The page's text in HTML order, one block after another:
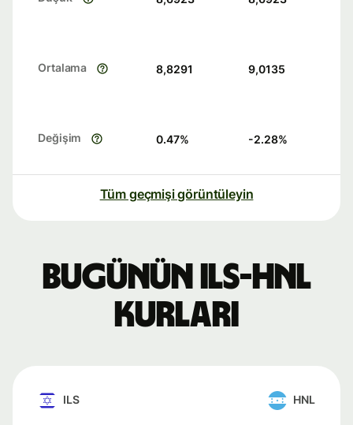
Ortalama 8,8291 9,0135
Değişim 0.47% -2.28%
Tüm geçmişi görüntüleyin
Bugünün ILS-HNL
kurları
ILS HNL